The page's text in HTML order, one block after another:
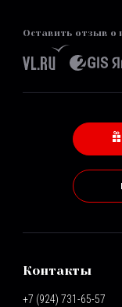
Оставить отзыв о
Контакты
+7 (924) 731-65-57